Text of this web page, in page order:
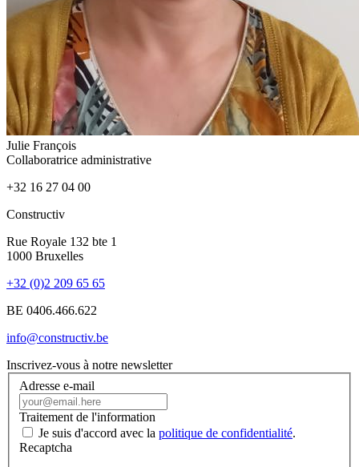
Julie François
Collaboratrice administrative
+32 16 27 04 00
Constructiv
Rue Royale 132 bte 1
1000 Bruxelles
+32 (0)2 209 65 65
BE 0406.466.622
info@constructiv.be
Inscrivez-vous à notre newsletter
Adresse e-mail
Traitement de l'information
Je suis d'accord avec la politique de confidentialité.
Recaptcha